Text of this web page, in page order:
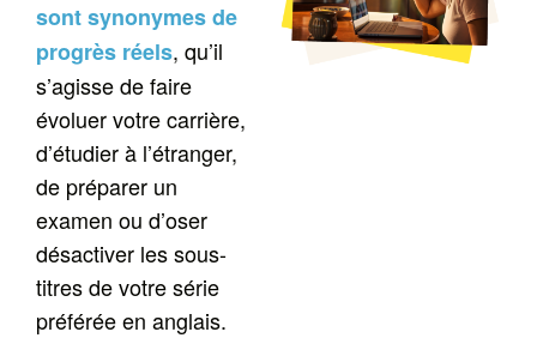
sont synonymes de
progrès réels, qu’il
s’agisse de faire
évoluer votre carrière,
d’étudier à l’étranger,
de préparer un
examen ou d’oser
désactiver les sous-
titres de votre série
préférée en anglais.